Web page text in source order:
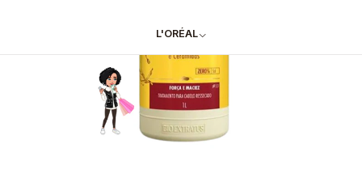
L'ORÉAL